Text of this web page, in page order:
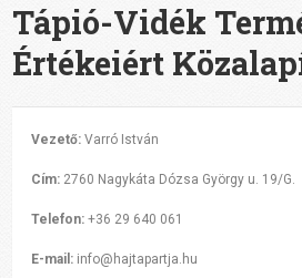
CSATLAKOZZ hozzánk!
Elérhetőségeink
Támogatás
Tápió-Vidék
Értékeiért
Vezető: Varró István
Cím: 2760 Nagykáta Dózsa György u. 19/G.
Telefon: +36 29 640 061
E-mail: info@hajtapartja.hu